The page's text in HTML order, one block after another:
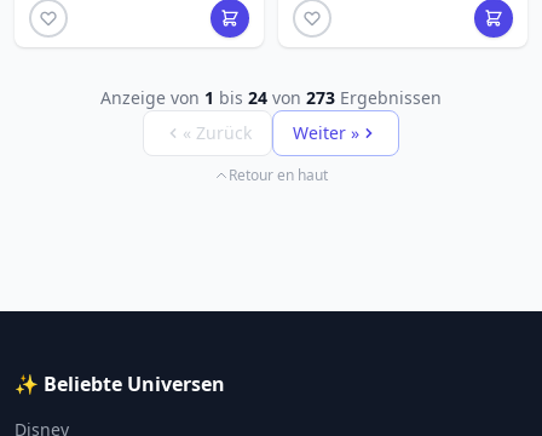
Anzeige von 1 bis 24 von 273 Ergebnissen
« Zurück
Weiter »
Retour en haut
✨ Beliebte Universen
Disney